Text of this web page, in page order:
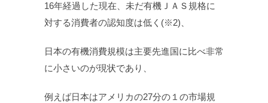
16年経過した現在、未だ有機ＪＡＳ規格に
対する消費者の認知度は低く(※2)、
日本の有機消費規模は主要先進国に比べ非常
に小さいのが現状であり、
例えば日本はアメリカの27分の１の市場規